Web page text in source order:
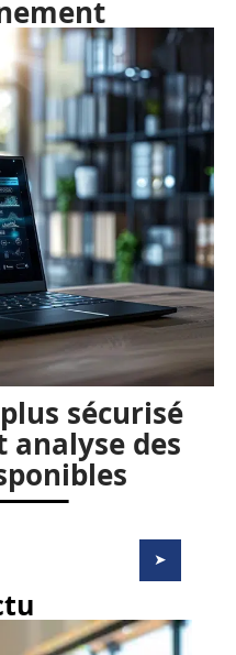
sécurisé
des